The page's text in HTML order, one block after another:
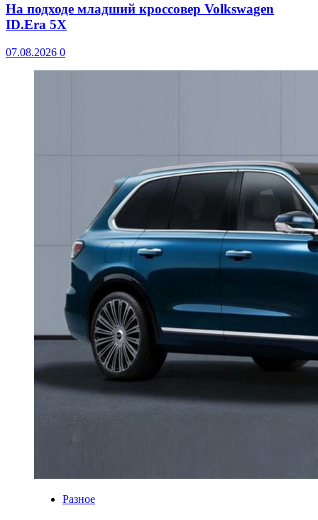
На подходе младший кроссовер Volkswagen
ID.Era 5X
07.08.2026 0
Разное